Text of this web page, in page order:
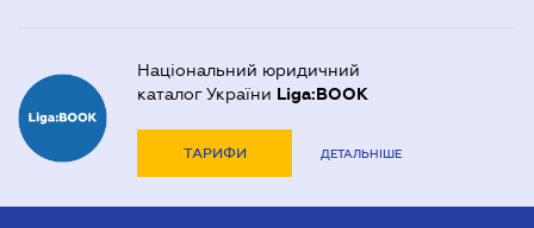
Національний юридичний
каталог України Liga:BOOK
ТАРИФИ ДЕТАЛЬНІШЕ